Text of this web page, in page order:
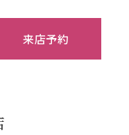
来店予約